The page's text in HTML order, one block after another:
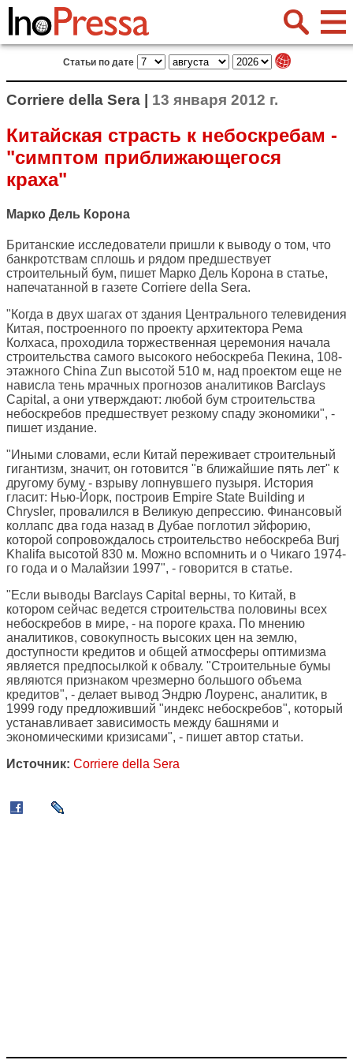
Статьи по дате
Corriere della Sera | 13 января 2012 г.
Китайская страсть к небоскребам -
"симптом приближающегося
краха"
Марко Дель Корона
Британские исследователи пришли к выводу о том, что
банкротствам сплошь и рядом предшествует
строительный бум, пишет Марко Дель Корона в статье,
напечатанной в газете Corriere della Sera.
"Когда в двух шагах от здания Центрального телевидения
Китая, построенного по проекту архитектора Рема
Колхаса, проходила торжественная церемония начала
строительства самого высокого небоскреба Пекина, 108-
этажного China Zun высотой 510 м, над проектом еще не
нависла тень мрачных прогнозов аналитиков Barclays
Capital, а они утверждают: любой бум строительства
небоскребов предшествует резкому спаду экономики", -
пишет издание.
"Иными словами, если Китай переживает строительный
гигантизм, значит, он готовится "в ближайшие пять лет" к
другому буму - взрыву лопнувшего пузыря. История
гласит: Нью-Йорк, построив Empire State Building и
Chrysler, провалился в Великую депрессию. Финансовый
коллапс два года назад в Дубае поглотил эйфорию,
которой сопровождалось строительство небоскреба Burj
Khalifa высотой 830 м. Можно вспомнить и о Чикаго 1974-
го года и о Малайзии 1997", - говорится в статье.
"Если выводы Barclays Capital верны, то Китай, в
котором сейчас ведется строительства половины всех
небоскребов в мире, - на пороге краха. По мнению
аналитиков, совокупность высоких цен на землю,
доступности кредитов и общей атмосферы оптимизма
является предпосылкой к обвалу. "Строительные бумы
являются признаком чрезмерно большого объема
кредитов", - делает вывод Эндрю Лоуренс, аналитик, в
1999 году предложивший "индекс небоскребов", который
устанавливает зависимость между башнями и
экономическими кризисами", - пишет автор статьи.
Источник: Corriere della Sera